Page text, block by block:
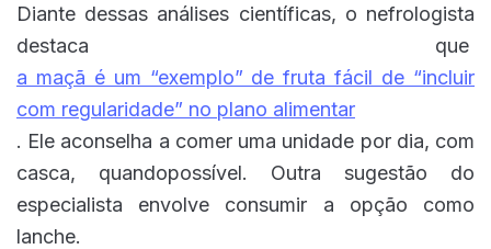
Diante dessas análises científicas, o nefrologista
destaca que
a maçã é um “exemplo” de fruta fácil de “incluir
com regularidade” no plano alimentar
. Ele aconselha a comer uma unidade por dia, com
casca, quandopossível. Outra sugestão do
especialista envolve consumir a opção como
lanche.